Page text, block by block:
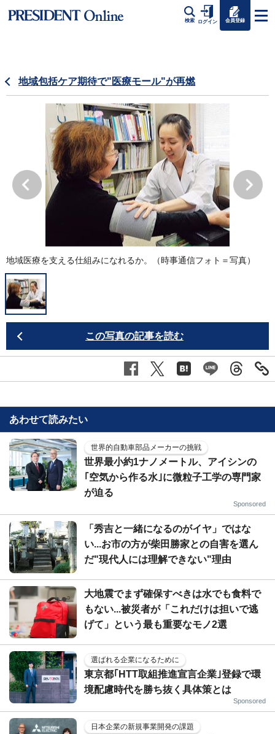
検索 ログイン 会員登録
地域包括ケア期待で"医療モール"が再燃
地域医療を支える仕組みになれるか。（時事通信フォト＝写真）
この写真の記事を読む
あわせて読みたい
世界的自動車部品メーカーの挑戦
世界最小約1ナノメートル、アイシンの
｢空気から作る水｣に微粒子工学の専門家
が迫る
Sponsored
「秀吉と一緒になるのがイヤ」ではな
い...お市の方が柴田勝家との自害を選ん
だ"現代人には理解できない"理由
大地震でまず確保すべきは水でも食料で
もない...被災者が「これだけは担いで逃
げて」という最も重要なモノ2選
選ばれる企業になるために
東京都｢HTT取組推進宣言企業｣登録で環
境配慮時代を勝ち抜く具体策とは
Sponsored
日本企業の新規事業開発の課題